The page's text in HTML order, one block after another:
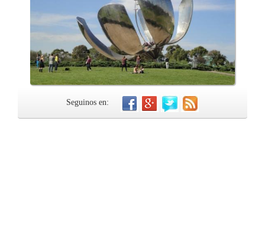
Seguinos en: